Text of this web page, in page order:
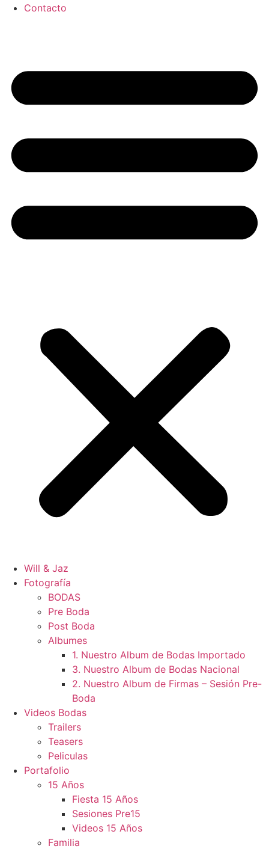
Contacto
Will & Jaz
Fotografía
BODAS
Pre Boda
Post Boda
Albumes
1. Nuestro Album de Bodas Importado
3. Nuestro Album de Bodas Nacional
2. Nuestro Album de Firmas – Sesión Pre-
Boda
Videos Bodas
Trailers
Teasers
Peliculas
Portafolio
15 Años
Fiesta 15 Años
Sesiones Pre15
Videos 15 Años
Familia